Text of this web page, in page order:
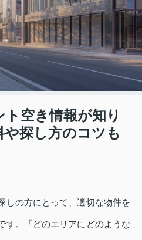
空き情報が知り
探し方のコツも
しの方にとって、適切な物件を
す。「どのエリアにどのような